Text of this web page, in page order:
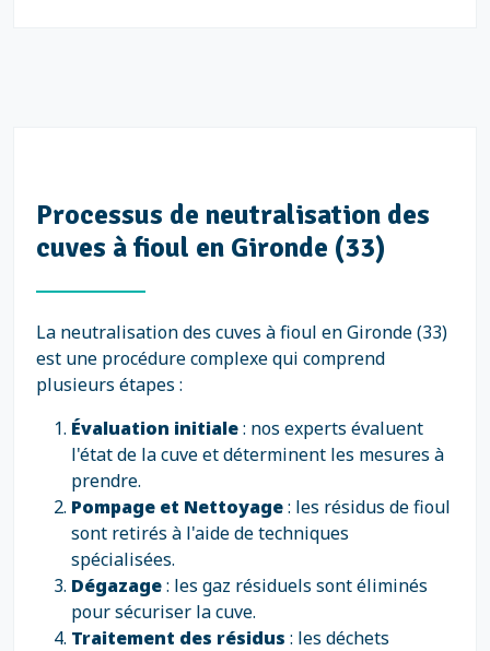
Processus de neutralisation des
cuves à fioul en Gironde (33)
La neutralisation des cuves à fioul en Gironde (33)
est une procédure complexe qui comprend
plusieurs étapes :
Évaluation initiale: nos experts évaluent
l'état de la cuve et déterminent les mesures à
prendre.
Pompage et Nettoyage: les résidus de fioul
sont retirés à l'aide de techniques
spécialisées.
Dégazage: les gaz résiduels sont éliminés
pour sécuriser la cuve.
Traitement des résidus : les déchets